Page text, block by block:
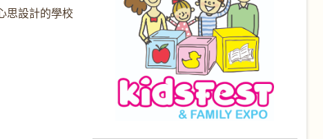
思設計的學校